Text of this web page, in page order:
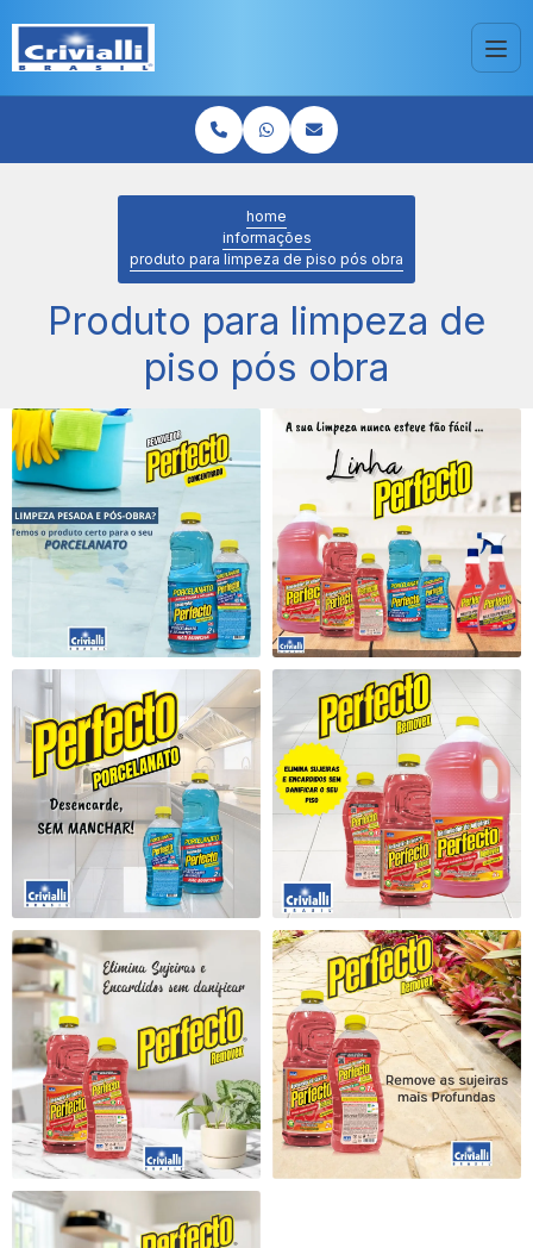
home
informações
produto para limpeza de piso pós obra
Produto para limpeza de
piso pós obra